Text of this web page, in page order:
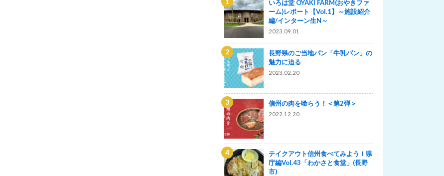
いろは堂 OYAKI FARM(おやきファ
ーム)レポート【Vol.1】～施設紹介
編/インターン生N～
2023.09.01
長野県のご当地パン「牛乳パン」の
魅力に迫る
2023.02.20
信州の肉を喰らう！＜第2弾＞
2022.12.20
テイクアウト信州食べてみよう！県
庁編Vol.43「わかさと食堂」(長野
市)